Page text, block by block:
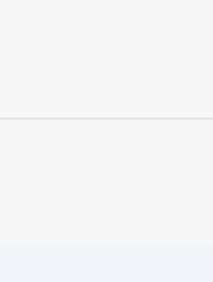
on-line: